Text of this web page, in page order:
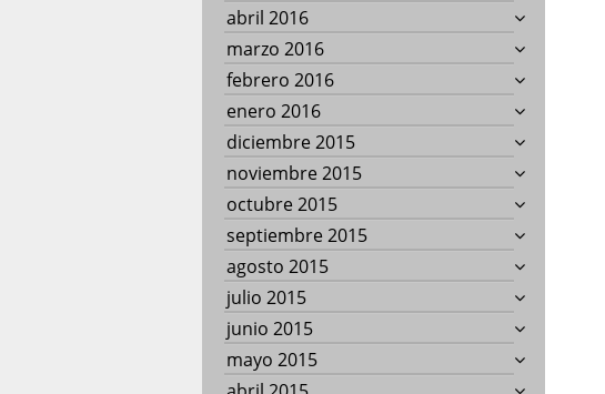
abril 2016
marzo 2016
febrero 2016
enero 2016
diciembre 2015
noviembre 2015
octubre 2015
septiembre 2015
agosto 2015
julio 2015
junio 2015
mayo 2015